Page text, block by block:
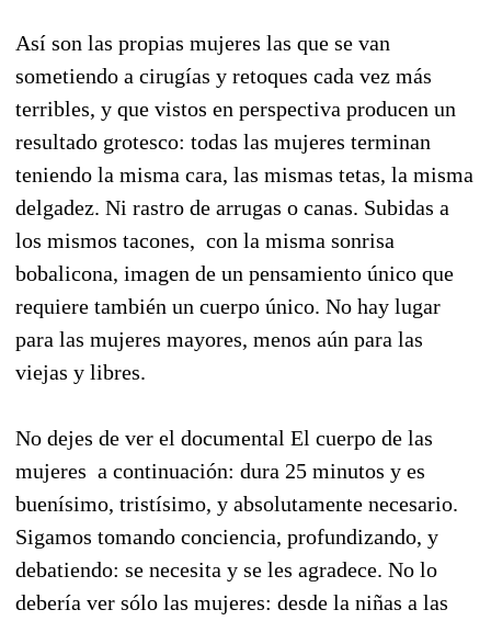
Así son las propias mujeres las que se van
sometiendo a cirugías y retoques cada vez más
terribles, y que vistos en perspectiva producen un
resultado grotesco: todas las mujeres terminan
teniendo la misma cara, las mismas tetas, la misma
delgadez. Ni rastro de arrugas o canas. Subidas a
los mismos tacones, con la misma sonrisa
bobalicona, imagen de un pensamiento único que
requiere también un cuerpo único. No hay lugar
para las mujeres mayores, menos aún para las
viejas y libres.
No dejes de ver el documental El cuerpo de las
mujeres a continuación: dura 25 minutos y es
buenísimo, tristísimo, y absolutamente necesario.
Sigamos tomando conciencia, profundizando, y
debatiendo: se necesita y se les agradece. No lo
debería ver sólo las mujeres: desde la niñas a las